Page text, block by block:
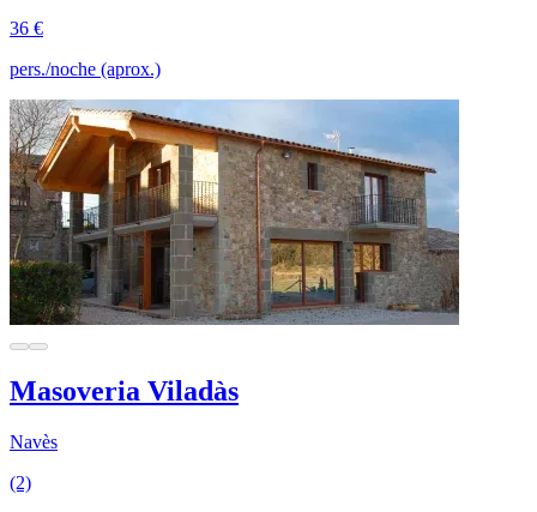
36 €
pers./noche (aprox.)
Masoveria Viladàs
Navès
(2)